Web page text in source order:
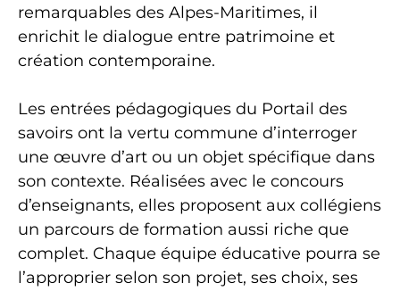
remarquables des Alpes-Maritimes, il
enrichit le dialogue entre patrimoine et
création contemporaine.
Les entrées pédagogiques du Portail des
savoirs ont la vertu commune d’interroger
une œuvre d’art ou un objet spécifique dans
son contexte. Réalisées avec le concours
d’enseignants, elles proposent aux collégiens
un parcours de formation aussi riche que
complet. Chaque équipe éducative pourra se
l’approprier selon son projet, ses choix, ses